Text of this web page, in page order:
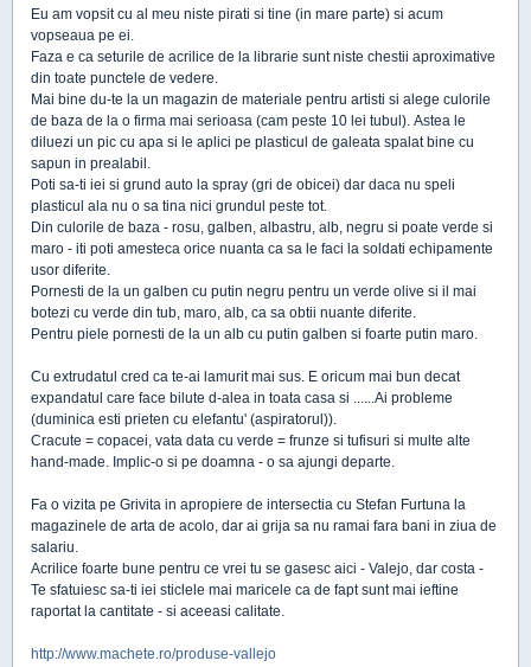
Eu am vopsit cu al meu niste pirati si tine (in mare parte) si acum
vopseaua pe ei.
Faza e ca seturile de acrilice de la librarie sunt niste chestii aproximative
din toate punctele de vedere.
Mai bine du-te la un magazin de materiale pentru artisti si alege culorile
de baza de la o firma mai serioasa (cam peste 10 lei tubul). Astea le
diluezi un pic cu apa si le aplici pe plasticul de galeata spalat bine cu
sapun in prealabil.
Poti sa-ti iei si grund auto la spray (gri de obicei) dar daca nu speli
plasticul ala nu o sa tina nici grundul peste tot.
Din culorile de baza - rosu, galben, albastru, alb, negru si poate verde si
maro - iti poti amesteca orice nuanta ca sa le faci la soldati echipamente
usor diferite.
Pornesti de la un galben cu putin negru pentru un verde olive si il mai
botezi cu verde din tub, maro, alb, ca sa obtii nuante diferite.
Pentru piele pornesti de la un alb cu putin galben si foarte putin maro.
Cu extrudatul cred ca te-ai lamurit mai sus. E oricum mai bun decat
expandatul care face bilute d-alea in toata casa si ......Ai probleme
(duminica esti prieten cu elefantu' (aspiratorul)).
Cracute = copacei, vata data cu verde = frunze si tufisuri si multe alte
hand-made. Implic-o si pe doamna - o sa ajungi departe.
Fa o vizita pe Grivita in apropiere de intersectia cu Stefan Furtuna la
magazinele de arta de acolo, dar ai grija sa nu ramai fara bani in ziua de
salariu.
Acrilice foarte bune pentru ce vrei tu se gasesc aici - Valejo, dar costa -
Te sfatuiesc sa-ti iei sticlele mai maricele ca de fapt sunt mai ieftine
raportat la cantitate - si aceeasi calitate.
http://www.machete.ro/produse-vallejo